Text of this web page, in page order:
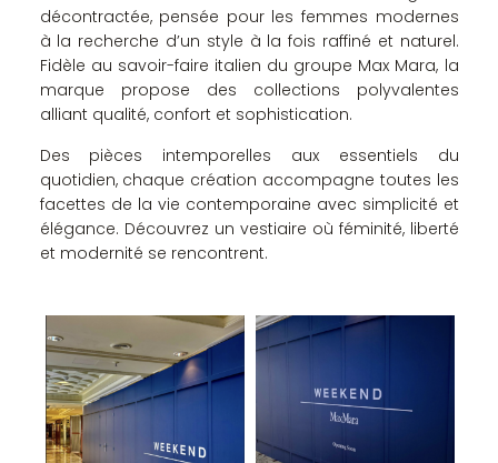
décontractée, pensée pour les femmes modernes
à la recherche d’un style à la fois raffiné et naturel.
Fidèle au savoir-faire italien du groupe Max Mara, la
marque propose des collections polyvalentes
alliant qualité, confort et sophistication.
Des pièces intemporelles aux essentiels du
quotidien, chaque création accompagne toutes les
facettes de la vie contemporaine avec simplicité et
élégance. Découvrez un vestiaire où féminité, liberté
et modernité se rencontrent.